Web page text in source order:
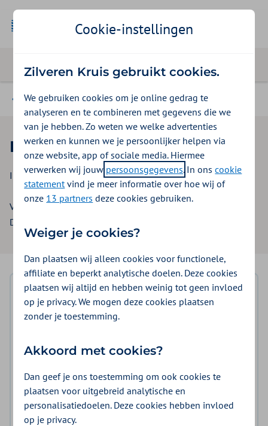
Beleid 2026 - offerte instellingen
Belangrijkste wijzigingen
Inkoopbeleid GGZ offerte instellingen 2026
Versie: 3.0
Datum: 6 november 2025
Inhoudsopgave
Over versie 3.0 en 2.0
Voorwaarden overeenkomst
Tarieven en volume
Cookie-instellingen
Zilveren Kruis gebruikt cookies.
We gebruiken cookies om je online gedrag te
analyseren en te combineren met gegevens die we
van je hebben. Zo weten we welke advertenties
werken en kunnen we je persoonlijker helpen via
onze website, app of sociale media. Hiermee
verwerken wij jouw persoonsgegevens. In onscookie
statementvind je meer informatie over hoe wij of
onze 13 partners deze cookies gebruiken.
Weiger je cookies?
Dan plaatsen wij alleen cookies voor functionele,
affiliate en beperkt analytische doelen. Deze cookies
plaatsen wij altijd en hebben weinig tot geen invloed
op je privacy. We mogen deze cookies plaatsen
zonder je toestemming.
Akkoord met cookies?
Dan geef je ons toestemming om ook cookies te
plaatsen voor uitgebreid analytische en
personalisatiedoelen. Deze cookies hebben invloed
op je privacy.